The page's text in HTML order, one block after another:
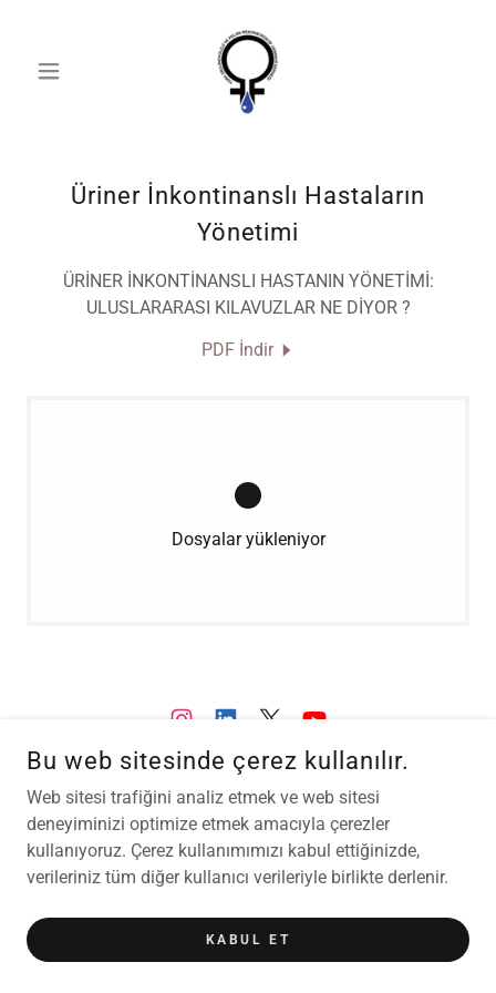
Üriner İnkontinanslı Hastaların
Yönetimi
ÜRİNER İNKONTİNANSLI HASTANIN YÖNETİMİ:
ULUSLARARASI KILAVUZLAR NE DİYOR ?
PDF İndir
Dosyalar yükleniyor
TÜRK ÜROJINEKOLOJI VE PELVIK REKONSTRÜKTIF CERRAHI
DERNEĞI
DESTEKLI
Bu web sitesinde çerez kullanılır.
Web sitesi trafiğini analiz etmek ve web sitesi
deneyiminizi optimize etmek amacıyla çerezler
kullanıyoruz. Çerez kullanımımızı kabul ettiğinizde,
verileriniz tüm diğer kullanıcı verileriyle birlikte derlenir.
KABUL ET